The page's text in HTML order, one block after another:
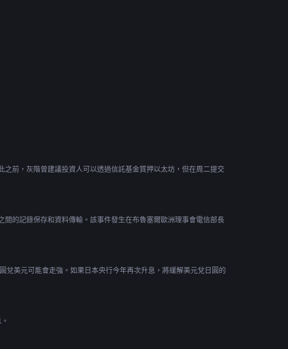
前，灰階曾建議投資人可以透過信託基金質押以太坊，但在周二提交
的記錄保存和資料傳輸。該事件發生在布魯塞爾歐洲理事會電信部長
兌美元可能會走強。如果日本央行今年再次升息，將緩解美元兌日圓的